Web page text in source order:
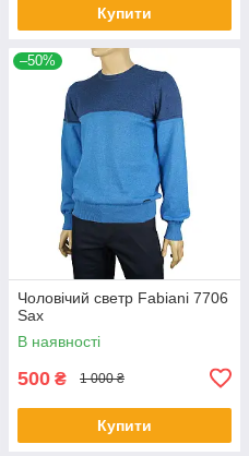
Купити
–50%
Чоловічий светр Fabiani 7706
Sax
В наявності
500 ₴ 1 000 ₴
Купити